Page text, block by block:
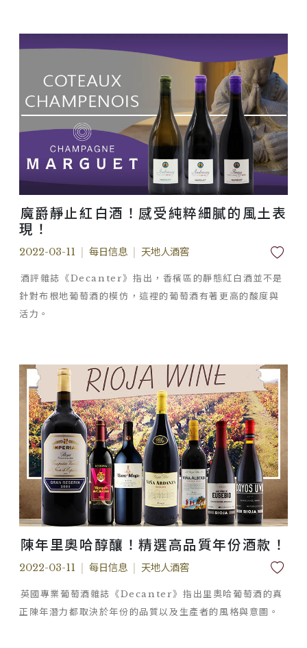
魔爵靜止紅白酒！感受純粹細膩的風土表
現！
2022-03-11 每日信息 天地人酒窖
酒評雜誌《Decanter》指出，香檳區的靜態紅白酒並不是
針對布根地葡萄酒的模仿，這裡的葡萄酒有著更高的酸度與
活力。
陳年里奧哈醇釀！精選高品質年份酒款！
2022-03-11 每日信息 天地人酒窖
英國專業葡萄酒雜誌《Decanter》指出里奧哈葡萄酒的真
正陳年潛力都取決於年份的品質以及生產者的風格與意圖。